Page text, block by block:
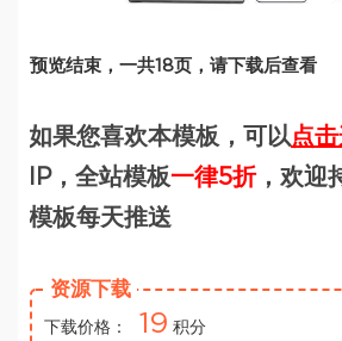
预览结束，一共18页，请下载后查看
如果您喜欢本模板，可以点
IP，全站模板一律5折，欢迎
模板每天推送
资源下载
下载价格： 19 积分